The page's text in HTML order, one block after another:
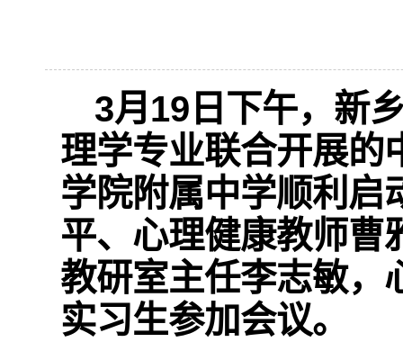
3月19日下午，新
理学专业联合开展的
学院附属中学顺利启
平、心理健康教师曹
教研室主任李志敏，
实习生参加会议。